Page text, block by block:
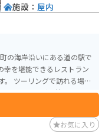
の海岸沿いにある道の駅で
幸を堪能できるレストラン
場
阿武町にたどり着きます。
で、ツーリングに最適で
備されています。 阿武
こと、夏みかんや梨などの
施設： 屋内
お気に入り